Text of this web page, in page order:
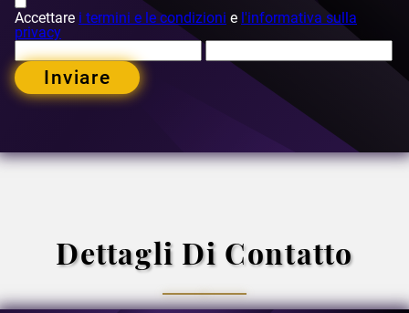
Accettare i termini e le condizioni e l'informativa sulla
privacy
Inviare
Dettagli Di Contatto